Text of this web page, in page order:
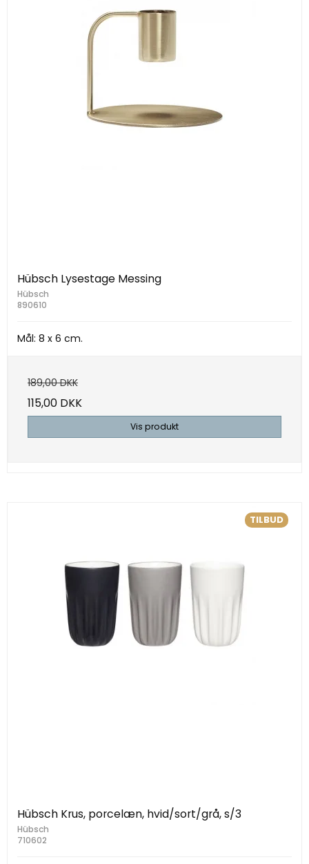
Hübsch Lysestage Messing
Hübsch
890610
Mål: 8 x 6 cm.
189,00 DKK
115,00 DKK
Vis produkt
TILBUD
Hübsch Krus, porcelæn, hvid/sort/grå, s/3
Hübsch
710602